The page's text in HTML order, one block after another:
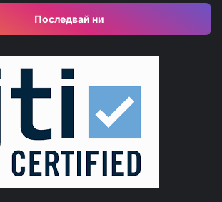
Последвай ни